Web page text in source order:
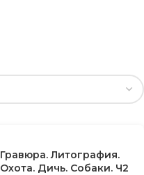
Гравюра. Литография.
Охота. Дичь. Собаки. Ч2